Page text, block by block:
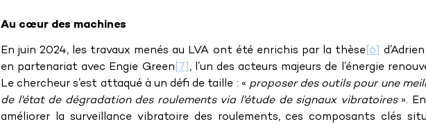
Au cœur des machines
En juin 2024, les travaux menés au LVA ont été enrichis par la thèse[6]
en partenariat avec Engie Green [7] , l’un des acteurs majeurs de l’énergie
Le chercheur s’est attaqué à un défi de taille : « proposer des outils pour une
de l'état de dégradation des roulements via l'étude de signaux vibratoires ».
améliorer la surveillance vibratoire des roulements, ces composants clés